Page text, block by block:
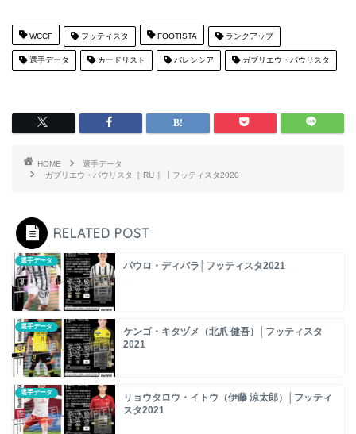
WCCF フッティスタ FOOTISTA ランクアップ
選手データ カードリスト バレンシア ガブリエウ・パウリスタ
HOME
選手データ
ガブリエウ・パウリスタ［ RU ］┃フッティスタ2020
RELATED POST
選手データ パウロ・ディバラ│フッティスタ2021
選手データ
ケンゴ・キタヅメ（北爪 健吾）│フッティスタ
2021
選手データ
リョウタロウ・イトウ（伊藤 涼太郎）│フッティ
スタ2021